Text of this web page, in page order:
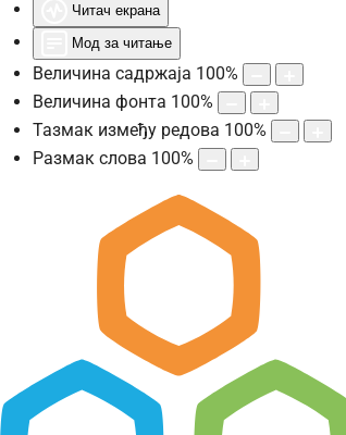
Читач екрана
Мод за читање
Величина садржаја 100%
Величина фонта 100%
Тазмак између редова 100%
Размак слова 100%